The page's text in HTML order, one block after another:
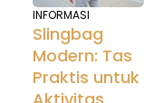
INFORMASI
Slingbag
Modern: Tas
Praktis untuk